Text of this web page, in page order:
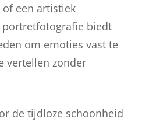
een artistiek
biedt
om emoties vast te
vertellen zonder
de tijdloze schoonheid